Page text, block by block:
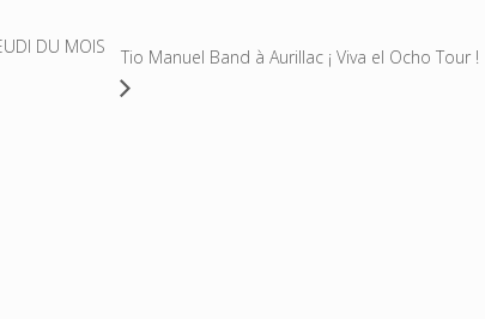
DU MOIS Tio Manuel Band à Aurillac ¡ Viva el Ocho Tour !